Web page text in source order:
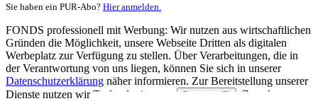
Sie haben ein PUR-Abo? Hier anmelden.
FONDS professionell mit Werbung: Wir nutzen aus wirtschaftlichen
Gründen die Möglichkeit, unsere Webseite Dritten als digitalen
Werbeplatz zur Verfügung zu stellen. Über Verarbeitungen, die in
der Verantwortung von uns liegen, können Sie sich in unserer
Datenschutzerklärung näher informieren. Zur Bereitstellung unserer
Dienste nutzen wir Technologien von
Partnern (5)
. Zwecke: